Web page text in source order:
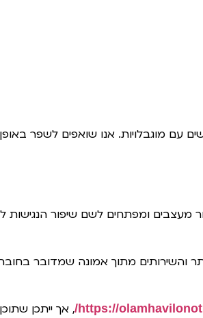
עם מוגבלויות. אנו שואפים לשפר
והשירותים מתוך אמונה שמדובר
https:// , אך ייתכן